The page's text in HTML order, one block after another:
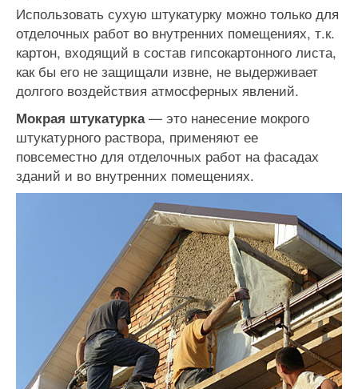
Использовать сухую штукатурку можно только для
отделочных работ во внутренних помещениях, т.к.
картон, входящий в состав гипсокартонного листа,
как бы его не защищали извне, не выдерживает
долгого воздействия атмосферных явлений.
Мокрая штукатурка— это нанесение мокрого
штукатурного раствора, применяют ее
повсеместно для отделочных работ на фасадах
зданий и во внутренних помещениях.